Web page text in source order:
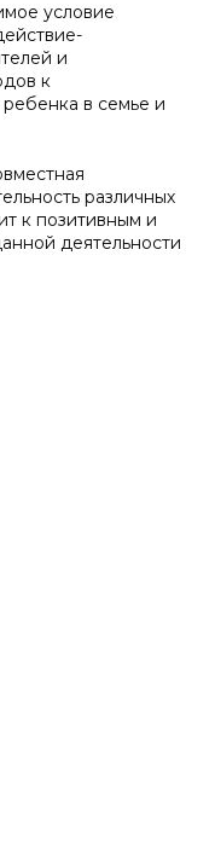
условие
и
к
в семье и
различных
к позитивным и
деятельности